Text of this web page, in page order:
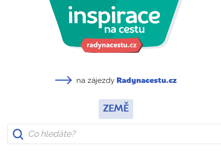
na zájezdy Radynacestu.cz
ZEMĚ